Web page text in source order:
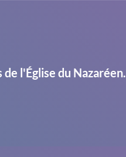
l'Église du Nazaréen.